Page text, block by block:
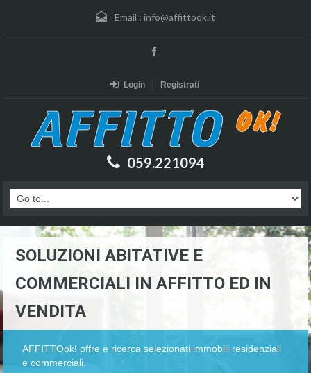
Email : info@affittook.it
Login Registrati
059.221094
SOLUZIONI ABITATIVE E
COMMERCIALI IN AFFITTO ED IN
VENDITA
AFFITTOok! offre e ricerca selezionati immobili residenziali
e commerciali.